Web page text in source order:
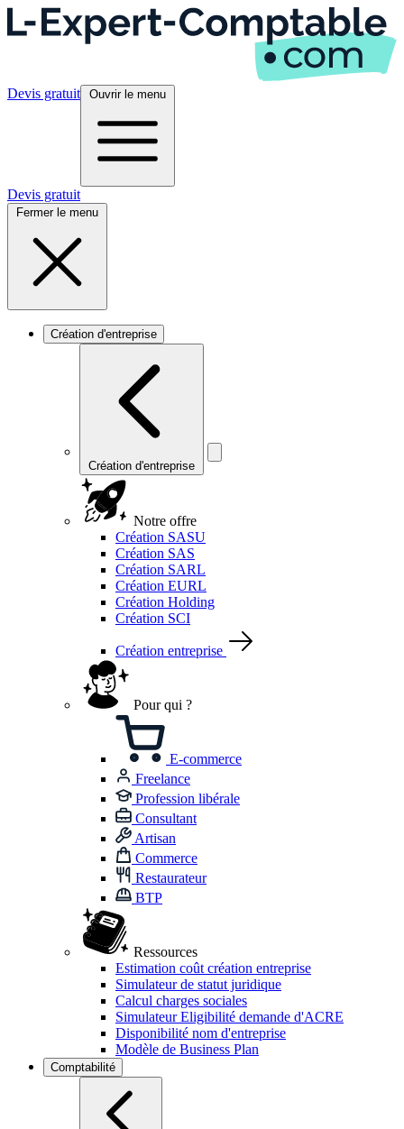
Devis gratuit Ouvrir le menu
Devis gratuit
Fermer le menu
Création d'entreprise
Création d'entreprise
Notre offre
Création SASU
Création SAS
Création SARL
Création EURL
Création Holding
Création SCI
Création entreprise
Pour qui ?
E-commerce
Freelance
Profession libérale
Consultant
Artisan
Commerce
Restaurateur
BTP
Ressources
Estimation coût création entreprise
Simulateur de statut juridique
Calcul charges sociales
Simulateur Eligibilité demande d'ACRE
Disponibilité nom d'entreprise
Modèle de Business Plan
Comptabilité